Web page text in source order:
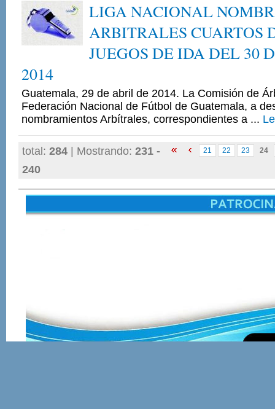
LIGA NACIONAL
ARBITRALES CUARTOS
JUEGOS DE IDA DEL 30
2014
Guatemala, 29 de abril de 2014. La Comisión de
Federación Nacional de Fútbol de Guatemala, a
nombramientos Arbítrales, correspondientes a ...
21 22 23 24
total: 284 | Mostrando: 231 -
240